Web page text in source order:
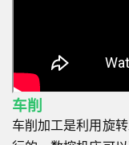
车削
车削加工是利用旋